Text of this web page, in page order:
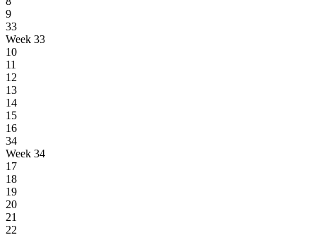
9
33
Week 33
10
11
12
13
14
15
16
34
Week 34
17
18
19
20
21
22